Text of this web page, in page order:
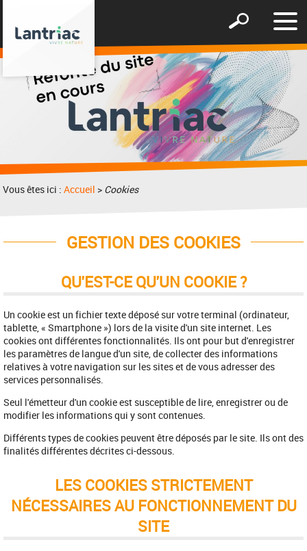
le
Afficher
formulaire
de
recherche
Vous êtes ici :Accueil > Cookies
GESTION DES COOKIES
QU'EST-CE QU'UN COOKIE ?
Un cookie est un fichier texte déposé sur votre terminal (ordinateur,
tablette, « Smartphone ») lors de la visite d'un site internet. Les
cookies ont différentes fonctionnalités. Ils ont pour but d'enregistrer
les paramètres de langue d'un site, de collecter des informations
relatives à votre navigation sur les sites et de vous adresser des
services personnalisés.
Seul l'émetteur d'un cookie est susceptible de lire, enregistrer ou de
modifier les informations qui y sont contenues.
Différents types de cookies peuvent être déposés par le site. Ils ont des
finalités différentes décrites ci-dessous.
LES COOKIES STRICTEMENT
NÉCESSAIRES AU FONCTIONNEMENT DU
SITE